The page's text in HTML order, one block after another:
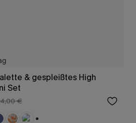
& gespleißtes High
Set
€